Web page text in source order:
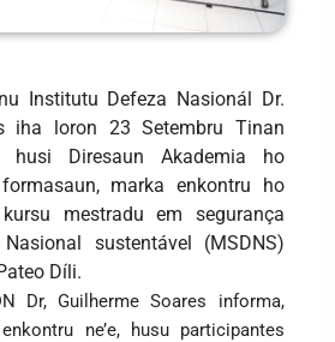
Institutu Defeza Nasionál Dr.
iha loron 23 Setembru Tinan
husi Diresaun Akademia ho
marka enkontru ho
mestradu em segurança
Nasional sustentável (MSDNS)
Díli.
Dr, Guilherme Soares informa,
ne’e, husu participantes